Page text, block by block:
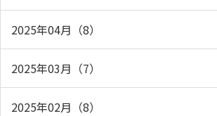
2025年04月（8）
2025年03月（7）
2025年02月（8）